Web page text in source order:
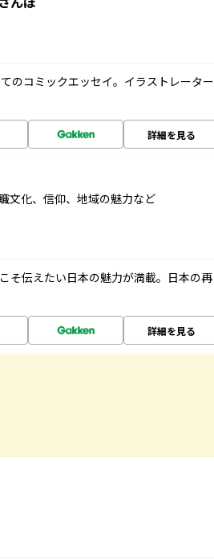
のコミックエッセイ。イラストレーター
詳細を見る
文化、信仰、地域の魅力など
そ伝えたい日本の魅力が満載。日本の再
詳細を見る